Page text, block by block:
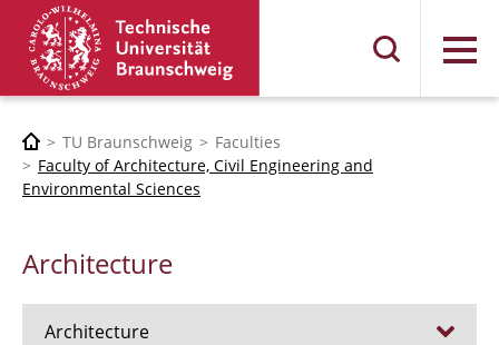
Menu
TU Braunschweig
Faculties
Faculty of Architecture, Civil Engineering and
Environmental Sciences
Architecture
Architecture